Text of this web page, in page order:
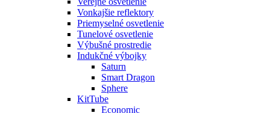
Vonkajšie reflektory
Priemyselné osvetlenie
Tunelové osvetlenie
Výbušné prostredie
Indukčné výbojky
Saturn
Smart Dragon
Sphere
KitTube
Economic